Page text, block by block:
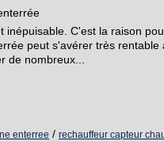
inépuisable. C'est la raison
peut s'avérer très
de nombreux...
enterree / rechauffeur capteur